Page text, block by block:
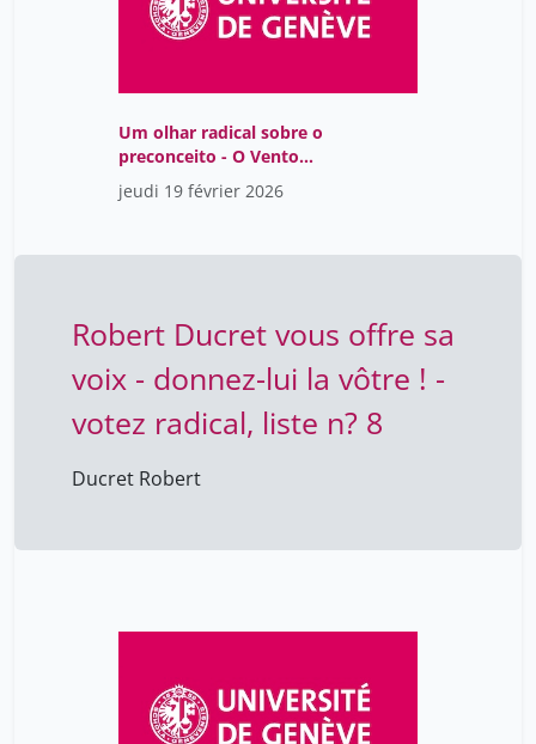
Um olhar radical sobre o
preconceito - O Vento
Assobiando nas Gruas,
de Lídia Jorge
jeudi 19 février 2026
Robert Ducret vous offre sa
voix - donnez-lui la vôtre ! -
votez radical, liste n? 8
Ducret Robert